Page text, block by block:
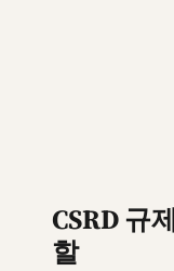
CSRD 규
할